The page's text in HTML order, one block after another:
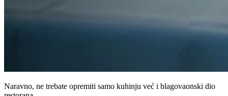
Naravno, ne trebate opremiti samo kuhinju već i blagovaonski dio